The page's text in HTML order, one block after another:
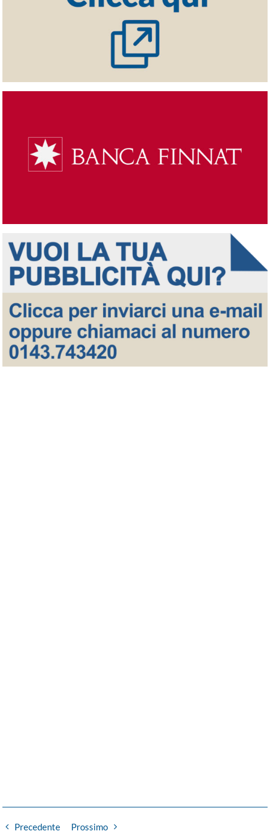
Precedente Prossimo